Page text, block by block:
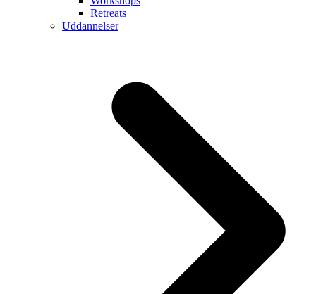
Retreats
Uddannelser